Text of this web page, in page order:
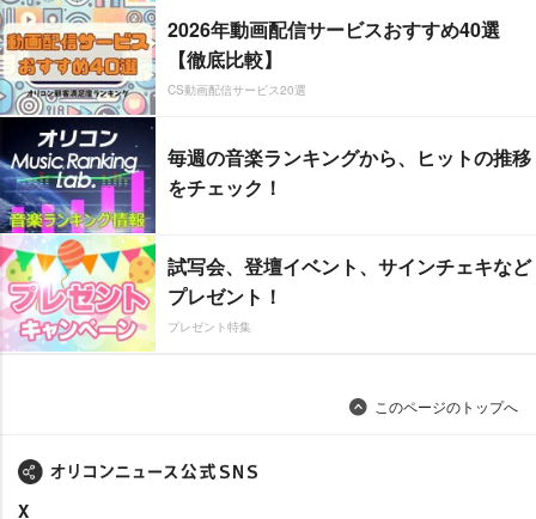
2026年動画配信サービスおすすめ40選
【徹底比較】
CS動画配信サービス20選
毎週の音楽ランキングから、ヒットの推移
をチェック！
試写会、登壇イベント、サインチェキなど
プレゼント！
プレゼント特集
このページのトップへ
X